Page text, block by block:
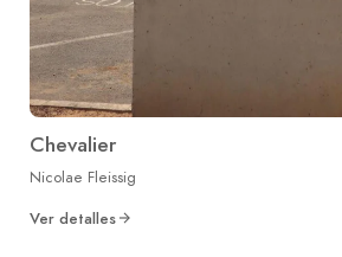
Chevalier
Nicolae Fleissig
Ver detalles